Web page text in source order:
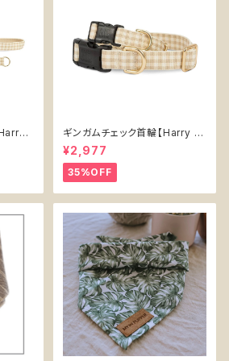
ギンガムチェック首輪【Harry B
arker】犬用 Gingham Collar
-Harry Barker-
¥2,977
35%OFF